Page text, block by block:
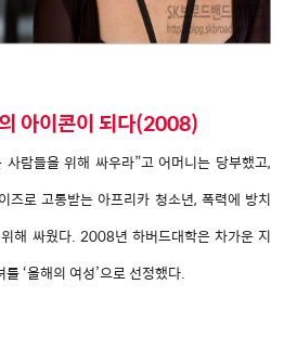
아이콘이 되다(2008)
사람들을 위해 싸우라”고 어머니는 당부했고,
즈로 고통받는 아프리카 청소년, 폭력에 방치
해 싸웠다. 2008년 하버드대학은 차가운 지
‘올해의 여성’으로 선정했다.